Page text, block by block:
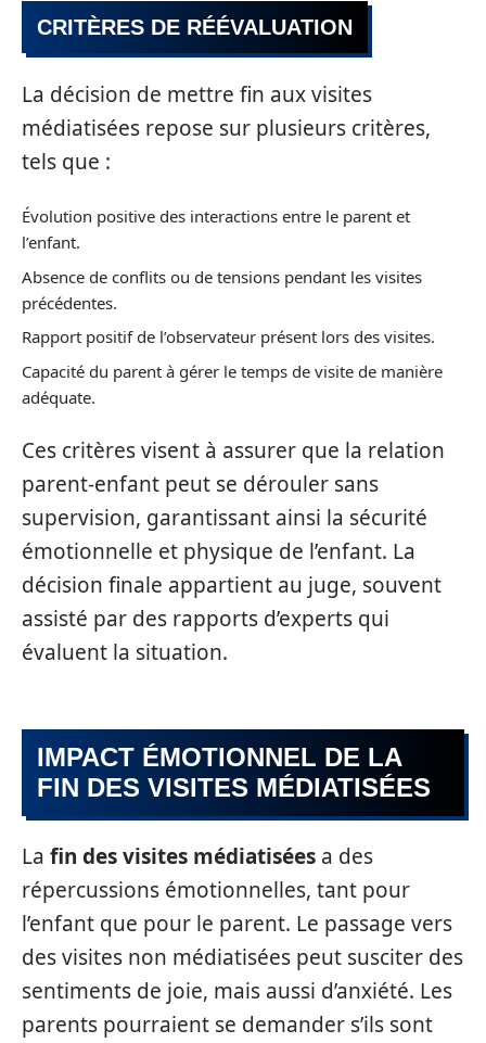
CRITÈRES DE RÉÉVALUATION
La décision de mettre fin aux visites
médiatisées repose sur plusieurs critères,
tels que :
Évolution positive des interactions entre le parent et
l’enfant.
Absence de conflits ou de tensions pendant les visites
précédentes.
Rapport positif de l’observateur présent lors des visites.
Capacité du parent à gérer le temps de visite de manière
adéquate.
Ces critères visent à assurer que la relation
parent-enfant peut se dérouler sans
supervision, garantissant ainsi la sécurité
émotionnelle et physique de l’enfant. La
décision finale appartient au juge, souvent
assisté par des rapports d’experts qui
évaluent la situation.
IMPACT ÉMOTIONNEL DE LA
FIN DES VISITES MÉDIATISÉES
La fin des visites médiatisées a des
répercussions émotionnelles, tant pour
l’enfant que pour le parent. Le passage vers
des visites non médiatisées peut susciter des
sentiments de joie, mais aussi d’anxiété. Les
parents pourraient se demander s’ils sont